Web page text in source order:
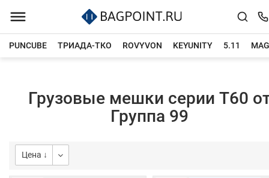
PUNCUBE ТРИАДА-ТКО ROVYVON KEYUNITY 5.11
Грузовые мешки серии Т60
Группа 99
Цена ↓